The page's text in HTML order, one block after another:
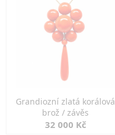
Grandiozní zlatá korálová
brož / závěs
32 000 Kč